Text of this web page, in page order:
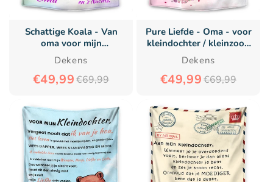
Schattige Koala - Van
oma voor mijn
kleindochter/kleinzoon
Premium Deken™
Dekens
€49,99€69,99
Pure Liefde - Oma - voor
kleindochter / kleinzoon
Premium deken
Dekens
€49,99€69,99